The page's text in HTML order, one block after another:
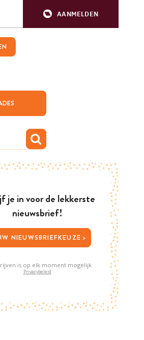
AANMELDEN
je in voor de lekkerste
nieuwsbrief!
JOUW NIEUWSBRIEFKEUZE >
is op elk moment mogelijk
Privacybeleid